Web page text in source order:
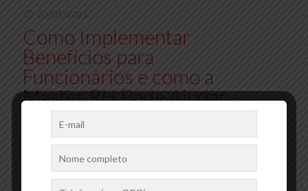
20/01/2025
Como Implementar
Benefícios para
Funcionários e como a
Master RH Pode Ajudar
Nesse Processo
estratégia fundamental para atrair e reter talentos, além de